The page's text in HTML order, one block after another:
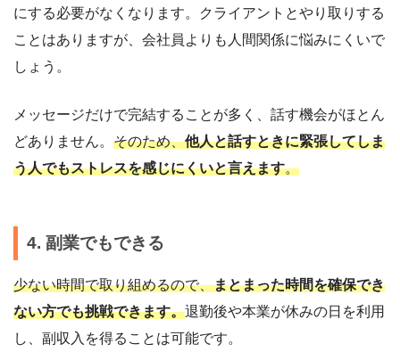
にする必要がなくなります。クライアントとやり取りする
ことはありますが、会社員よりも人間関係に悩みにくいで
しょう。
メッセージだけで完結することが多く、話す機会がほとん
どありません。 そのため、他人と話すときに緊張してしま
う人でもストレスを感じにくいと言えます。
4. 副業でもできる
少ない時間で取り組めるので、まとまった時間を確保でき
ない方でも挑戦できます。退勤後や本業が休みの日を利用
し、副収入を得ることは可能です。